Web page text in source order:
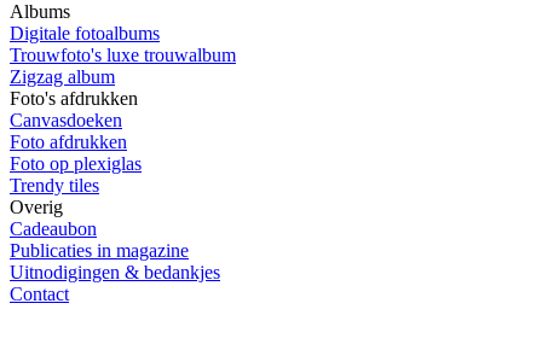
Albums
Digitale fotoalbums
Trouwfoto's luxe trouwalbum
Zigzag album
Foto's afdrukken
Canvasdoeken
Foto afdrukken
Foto op plexiglas
Trendy tiles
Overig
Cadeaubon
Publicaties in magazine
Uitnodigingen & bedankjes
Contact